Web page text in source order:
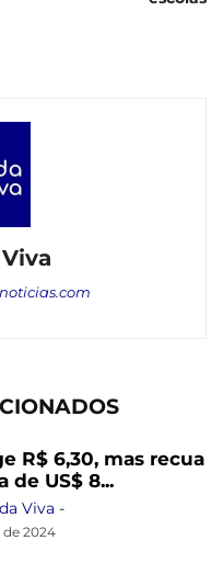
R$ 6,30, mas recua
de US$ 8...
Viva -
de 2024